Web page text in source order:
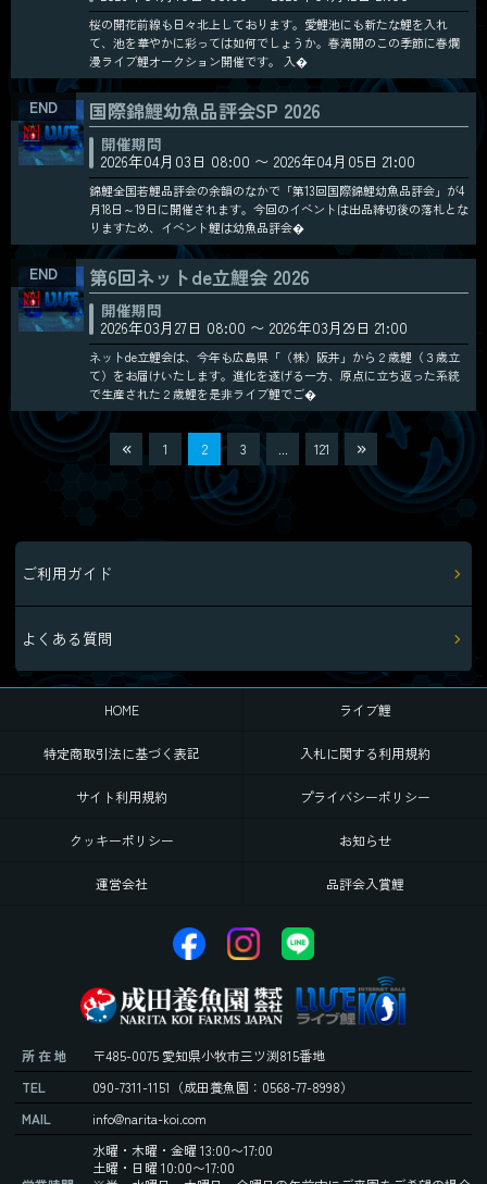
桜の開花前線も日々北上しております。愛鯉池にも新たな鯉を入れ
て、池を華やかに彩っては如何でしょうか。春満開のこの季節に春爛
漫ライブ鯉オークション開催です。 入�
国際錦鯉幼魚品評会SP 2026
開催期間
2026年04月03日 08:00 〜 2026年04月05日 21:00
錦鯉全国若鯉品評会の余韻のなかで「第13回国際錦鯉幼魚品評会」が4
月18日～19日に開催されます。今回のイベントは出品締切後の落札とな
りますため、イベント鯉は幼魚品評会�
第6回ネットde立鯉会 2026
開催期間
2026年03月27日 08:00 〜 2026年03月29日 21:00
ネットde立鯉会は、今年も広島県「（株）阪井」から２歳鯉（３歳立
て）をお届けいたします。進化を遂げる一方、原点に立ち返った系統
で生産された２歳鯉を是非ライブ鯉でご�
1 2 3 121
ご利用ガイド
よくある質問
HOME ライブ鯉
特定商取引法に基づく表記 入札に関する利用規約
サイト利用規約 プライバシーポリシー
クッキーポリシー お知らせ
運営会社 品評会入賞鯉
所 在 地
〒485-0075 愛知県小牧市三ツ渕815番地
TEL
090-7311-1151 （成田養魚園：0568-77-8998）
MAIL
info@narita-koi.com
水曜・木曜・金曜 13:00〜17:00
土曜・日曜 10:00〜17:00